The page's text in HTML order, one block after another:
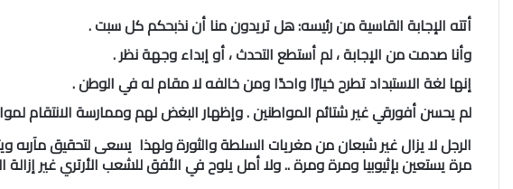
أتته الإجابة القاسية من رئيسه: هل تريدون منا أن نذبحكم كل سبت .
وأنا صدمت من الإجابة ، لم أستطع التحدث ، أو إبداء وجهة نظر .
إنها لغة الاستبداد تطرح خيارًا واحدًا ومن خالفه لا مقام له في الوطن .
لم يحسن أفورقي غير شتائم المواطنين . وإظهار البغض لهم وممارسة الانتقام
الرجل لا يزال غير شبعان من مغريات السلطة والثورة ولهذا يسعى لتحقيق
مرة يستعين بإثيوبيا ومرة ومرة .. ولا أمل يلوح في الأفق للشعب الأرتري غير إزالة